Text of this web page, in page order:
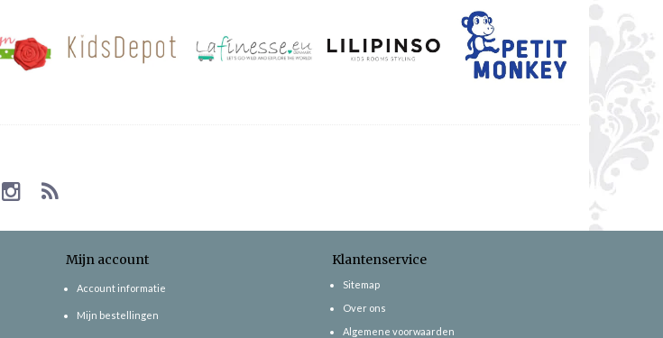
Mijn account
Account informatie
Mijn bestellingen
Klantenservice
Sitemap
Over ons
Algemene voorwaarden